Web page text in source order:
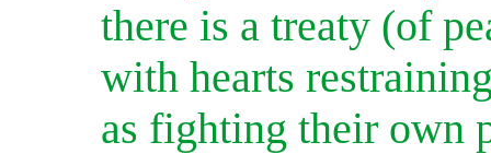
there is a treaty (of
with hearts
as fighting their own